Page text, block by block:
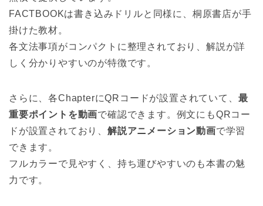
FACTBOOKは書き込みドリルと同様に、桐原書店が手
掛けた教材。
各文法事項がコンパクトに整理されており、解説が詳
しく分かりやすいのが特徴です。
さらに、各ChapterにQRコードが設置されていて、 最
重要ポイントを動画で確認できます。例文にもQRコー
ドが設置されており、 解説アニメーション動画で学習
できます。
フルカラーで見やすく、持ち運びやすいのも本書の魅
力です。